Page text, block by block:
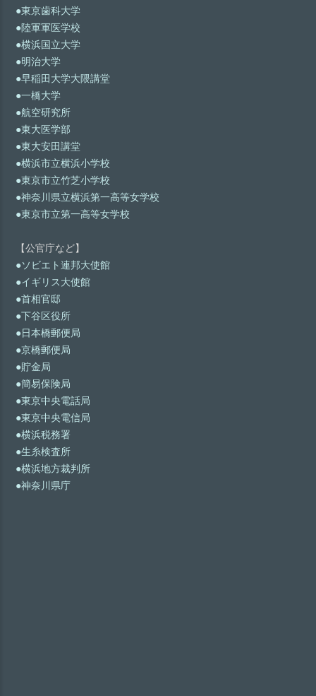
●東京歯科大学
●陸軍軍医学校
●横浜国立大学
●明治大学
●早稲田大学大隈講堂
●一橋大学
●航空研究所
●東大医学部
●東大安田講堂
●横浜市立横浜小学校
●東京市立竹芝小学校
●神奈川県立横浜第一高等女学校
●東京市立第一高等女学校
【公官庁など】
●ソビエト連邦大使館
●イギリス大使館
●首相官邸
●下谷区役所
●日本橋郵便局
●京橋郵便局
●貯金局
●簡易保険局
●東京中央電話局
●東京中央電信局
●横浜税務署
●生糸検査所
●横浜地方裁判所
●神奈川県庁